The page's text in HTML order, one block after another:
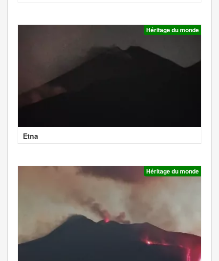
Héritage du monde
Etna
Héritage du monde